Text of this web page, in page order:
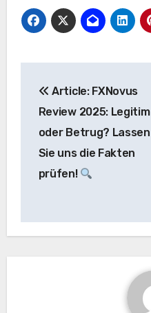
Navigation
Article: FXNovus
Review 2025: Legitim
oder Betrug? Lassen
Sie uns die Fakten
prüfen!